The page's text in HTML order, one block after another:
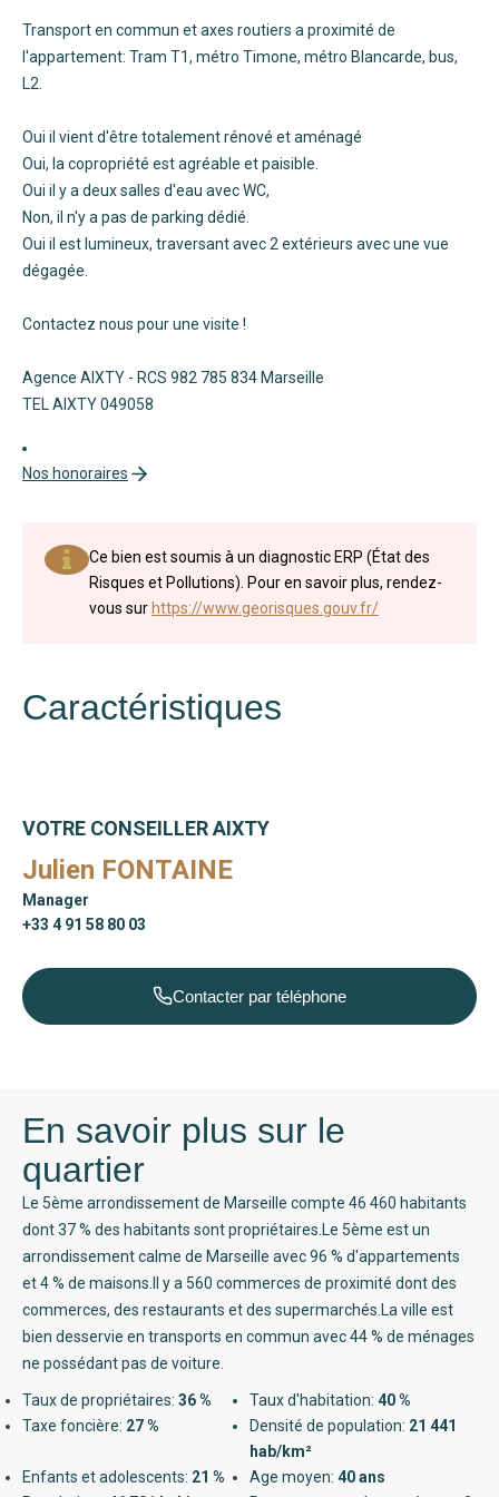
Transport en commun et axes routiers a proximité de
l'appartement: Tram T1, métro Timone, métro Blancarde, bus,
L2.
Oui il vient d'être totalement rénové et aménagé
Oui, la copropriété est agréable et paisible.
Oui il y a deux salles d'eau avec WC,
Non, il n'y a pas de parking dédié.
Oui il est lumineux, traversant avec 2 extérieurs avec une vue
dégagée.
Contactez nous pour une visite !
Agence AIXTY - RCS 982 785 834 Marseille
TEL AIXTY 049058
Nos honoraires
Ce bien est soumis à un diagnostic ERP (État des
Risques et Pollutions). Pour en savoir plus, rendez-
vous surhttps://www.georisques.gouv.fr/
Caractéristiques
VOTRE CONSEILLER AIXTY
Julien FONTAINE
Manager
+33 4 91 58 80 03
Contacter par téléphone
En savoir plus sur le
quartier
Le 5ème arrondissement de Marseille compte 46 460 habitants
dont 37 % des habitants sont propriétaires.Le 5ème est un
arrondissement calme de Marseille avec 96 % d'appartements
et 4 % de maisons.Il y a 560 commerces de proximité dont des
commerces, des restaurants et des supermarchés.La ville est
bien desservie en transports en commun avec 44 % de ménages
ne possédant pas de voiture.
Taux de propriétaires: 36 % Taux d'habitation: 40 %
Taxe foncière: 27 % Densité de population: 21 441
hab/km²
Enfants et adolescents: 21 % Age moyen: 40 ans